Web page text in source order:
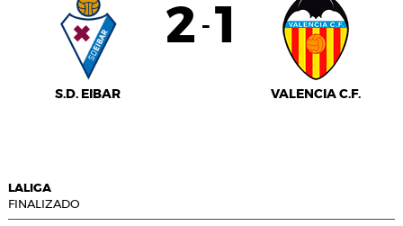
S.D. EIBAR
2 - 1
VALENCIA C.F.
LALIGA
FINALIZADO